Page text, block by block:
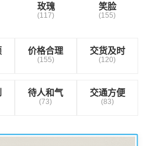
玫瑰
(117)
笑脸
(155)
价格合理
(155)
交货及时
(120)
待人和气
(73)
交通方便
(83)